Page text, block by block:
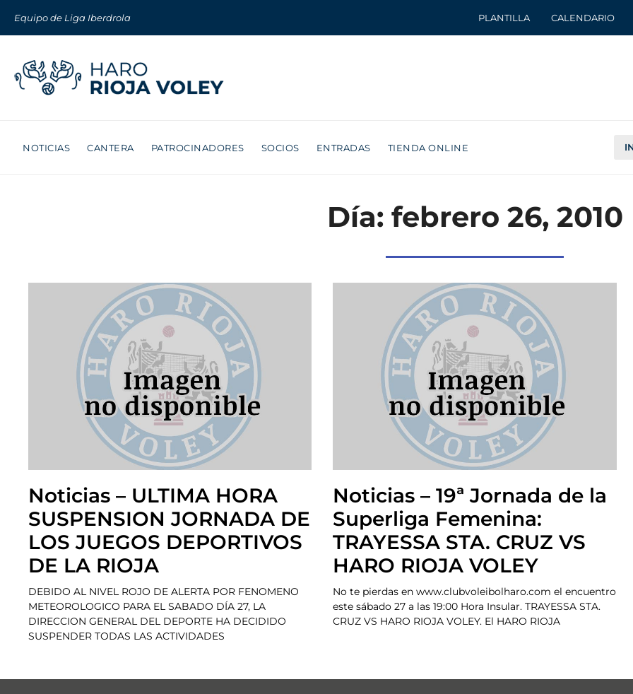
Equipo de Liga Iberdrola PLANTILLA CALENDARIO
NOTICIAS CANTERA PATROCINADORES SOCIOS ENTRADAS TIENDA ONLINE
Día: febrero 26, 2010
Noticias – ULTIMA HORA
SUSPENSION JORNADA DE
LOS JUEGOS DEPORTIVOS
DE LA RIOJA
DEBIDO AL NIVEL ROJO DE ALERTA POR FENOMENO
METEOROLOGICO PARA EL SABADO DÍA 27, LA
DIRECCION GENERAL DEL DEPORTE HA DECIDIDO
SUSPENDER TODAS LAS ACTIVIDADES
Noticias – 19ª Jornada de la
Superliga Femenina:
TRAYESSA STA. CRUZ VS
HARO RIOJA VOLEY
No te pierdas en www.clubvoleibolharo.com el encuentro
este sábado 27 a las 19:00 Hora Insular. TRAYESSA STA.
CRUZ VS HARO RIOJA VOLEY. El HARO RIOJA